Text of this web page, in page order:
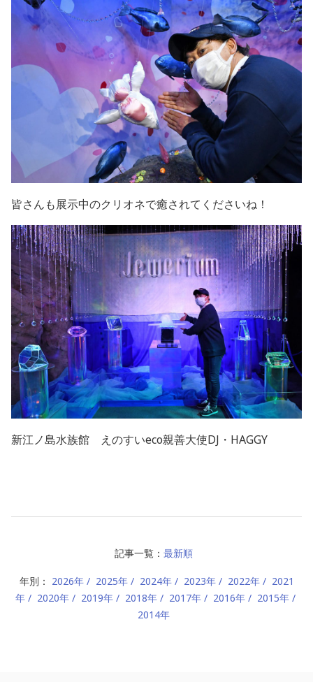
皆さんも展示中のクリオネで癒されてくださいね！
新江ノ島水族館 えのすいeco親善大使DJ・HAGGY
記事一覧： 最新順
年別： 2026年 2025年 2024年 2023年 2022年
2021
年
2020年 2019年 2018年 2017年 2016年
2015年
2014年